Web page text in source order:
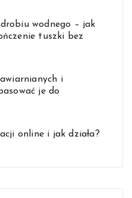
wodnego – jak
tuszki bez
i
je do
online i jak działa?